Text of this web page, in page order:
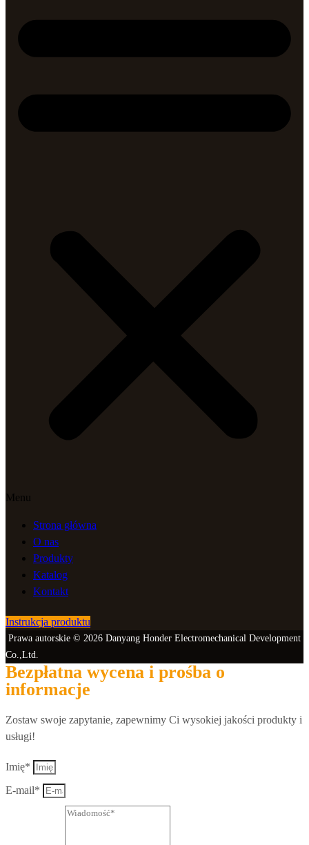
Menu
Strona główna
O nas
Produkty
Katalog
Kontakt
Instrukcja produktu
Prawa autorskie © 2026 Danyang Honder Electromechanical Development
Co.,Ltd.
Bezpłatna wycena i prośba o
informacje
Zostaw swoje zapytanie, zapewnimy Ci wysokiej jakości produkty i
usługi!
Imię*
E-mail*